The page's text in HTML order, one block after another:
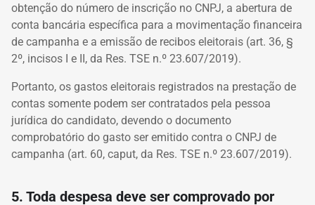
obtenção do número de inscrição no CNPJ, a abertura de
conta bancária específica para a movimentação financeira
de campanha e a emissão de recibos eleitorais (art. 36, §
2º, incisos I e II, da Res. TSE n.º 23.607/2019).
Portanto, os gastos eleitorais registrados na prestação de
contas somente podem ser contratados pela pessoa
jurídica do candidato, devendo o documento
comprobatório do gasto ser emitido contra o CNPJ de
campanha (art. 60, caput, da Res. TSE n.º 23.607/2019).
5. Toda despesa deve ser comprovado por